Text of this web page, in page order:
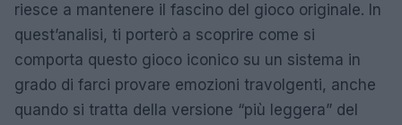
riesce a mantenere il fascino del gioco originale. In
quest’analisi, ti porterò a scoprire come si
comporta questo gioco iconico su un sistema in
grado di farci provare emozioni travolgenti, anche
quando si tratta della versione “più leggera” del